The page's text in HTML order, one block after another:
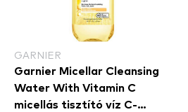
GARNIER
Garnier Micellar Cleansing
Water With Vitamin C
micellás tisztító víz C-